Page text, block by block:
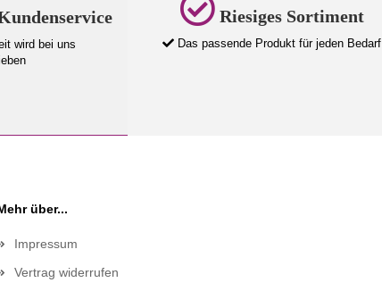
wird bei uns
Riesiges Sortiment
Das passende Produkt für jeden Bedarf
über...
Impressum
Vertrag widerrufen